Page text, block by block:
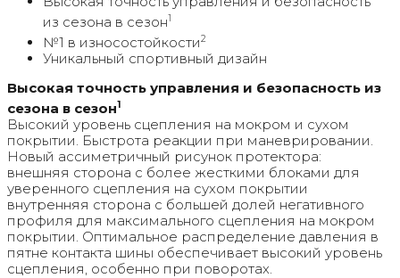
из сезона в сезон1
№1 в износостойкости2
Уникальный спортивный дизайн
Высокая точность управления и безопасность из
сезона в сезон1
Высокий уровень сцепления на мокром и сухом
покрытии. Быстрота реакции при маневрировании.
Новый ассиметричный рисунок протектора:
внешняя сторона с более жесткими блоками для
уверенного сцепления на сухом покрытии
внутренняя сторона с большей долей негативного
профиля для максимального сцепления на мокром
покрытии. Оптимальное распределение давления в
пятне контакта шины обеспечивает высокий уровень
сцепления, особенно при поворотах.